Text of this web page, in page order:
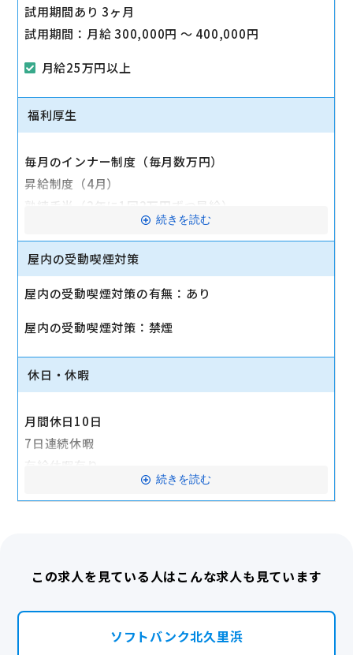
試用期間あり 3ヶ月
試用期間：月給 300,000円 〜 400,000円
月給25万円以上
福利厚生
毎月のインナー制度（毎月数万円）
昇給制度（4月）
熟練手当（2年に1回2万円ずつ昇給）
家賃補助制度（毎月）
賞与年2回（夏、冬）
決算賞与あり（当期業績に応じ）
長期休暇制度（5日〜7日）
社員旅行（1年に1回）
転勤手当（転勤時に毎月支給）
引越手当（転勤時に会社負担）
交通費全額支給
産休・育休実績あり
続きを読む
屋内の受動喫煙対策
屋内の受動喫煙対策の有無：あり
屋内の受動喫煙対策：禁煙
休日・休暇
月間休日10日
7日連続休暇
有給休暇有り
年間休日120日以上
続きを読む
この求人を見ている人はこんな求人も見ています
ソフトバンク北久里浜